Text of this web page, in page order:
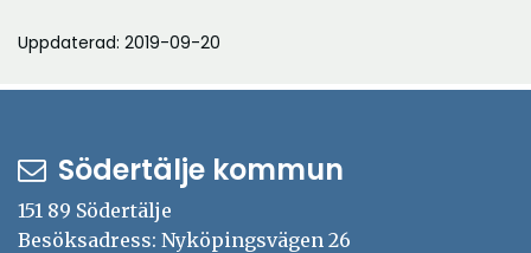
Uppdaterad: 2019-09-20
Södertälje kommun
151 89 Södertälje
Besöksadress: Nyköpingsvägen 26